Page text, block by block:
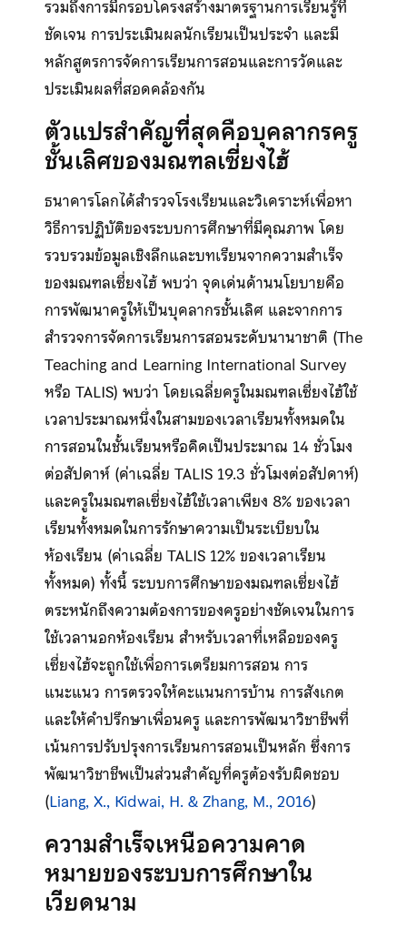
รวมถึงการมีกรอบโครงสร้างมาตรฐานการเรียนรู้ที่
ชัดเจน การประเมินผลนักเรียนเป็นประจำ และมี
หลักสูตรการจัดการเรียนการสอนและการวัดและ
ประเมินผลที่สอดคล้องกัน
ตัวแปรสำคัญที่สุดคือบุคลากรครู
ชั้นเลิศของมณฑลเซี่ยงไฮ้
ธนาคารโลกได้สำรวจโรงเรียนและวิเคราะห์เพื่อหา
วิธีการปฏิบัติของระบบการศึกษาที่มีคุณภาพ โดย
รวบรวมข้อมูลเชิงลึกและบทเรียนจากความสำเร็จ
ของมณฑลเซี่ยงไฮ้ พบว่า จุดเด่นด้านนโยบายคือ
การพัฒนาครูให้เป็นบุคลากรชั้นเลิศ และจากการ
สำรวจการจัดการเรียนการสอนระดับนานาชาติ (The
Teaching and Learning International Survey
หรือ TALIS) พบว่า โดยเฉลี่ยครูในมณฑลเซี่ยงไฮ้ใช้
เวลาประมาณหนึ่งในสามของเวลาเรียนทั้งหมดใน
การสอนในชั้นเรียนหรือคิดเป็นประมาณ 14 ชั่วโมง
ต่อสัปดาห์ (ค่าเฉลี่ย TALIS 19.3 ชั่วโมงต่อสัปดาห์)
และครูในมณฑลเซี่ยงไฮ้ใช้เวลาเพียง 8% ของเวลา
เรียนทั้งหมดในการรักษาความเป็นระเบียบใน
ห้องเรียน (ค่าเฉลี่ย TALIS 12% ของเวลาเรียน
ทั้งหมด) ทั้งนี้ ระบบการศึกษาของมณฑลเซี่ยงไฮ้
ตระหนักถึงความต้องการของครูอย่างชัดเจนในการ
ใช้เวลานอกห้องเรียน สำหรับเวลาที่เหลือของครู
เซี่ยงไฮ้จะถูกใช้เพื่อการเตรียมการสอน การ
แนะแนว การตรวจให้คะแนนการบ้าน การสังเกต
และให้คำปรึกษาเพื่อนครู และการพัฒนาวิชาชีพที่
เน้นการปรับปรุงการเรียนการสอนเป็นหลัก ซึ่งการ
พัฒนาวิชาชีพเป็นส่วนสำคัญที่ครูต้องรับผิดชอบ
(Liang, X., Kidwai, H. & Zhang, M., 2016)
ความสำเร็จเหนือความคาด
หมายของระบบการศึกษาใน
เวียดนาม